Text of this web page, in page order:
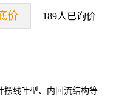
价 189人已询价
摆线叶型、内回流结构等